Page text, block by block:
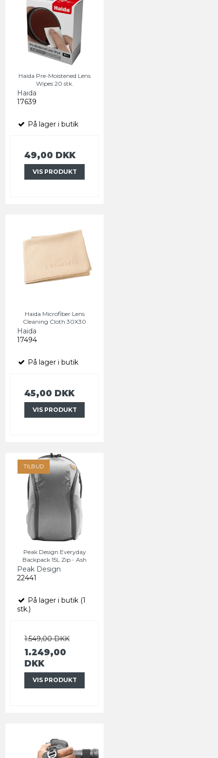
Haida Pre-Moistened Lens
Wipes 20 stk.
Haida
17639
På lager i butik
49,00 DKK
VIS PRODUKT
Haida Microfiber Lens
Cleaning Cloth 30X30
Haida
17494
På lager i butik
45,00 DKK
VIS PRODUKT
TILBUD
Peak Design Everyday
Backpack 15L Zip - Ash
Peak Design
22441
På lager i butik (1
stk.)
1.549,00 DKK
1.249,00
DKK
VIS PRODUKT